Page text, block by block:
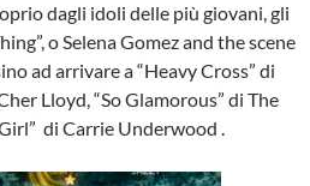
dagli idoli delle più giovani, gli
o Selena Gomez and the scene
ad arrivare a “Heavy Cross” di
Lloyd, “So Glamorous” di The
di Carrie Underwood .